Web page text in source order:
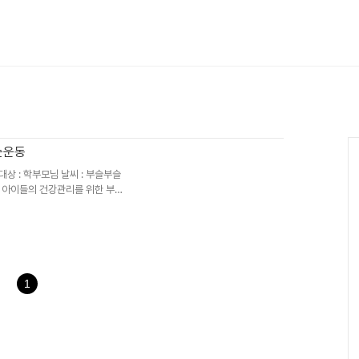
동
상 : 학부모님 날씨 : 부슬부슬
이들의 건강관리를 위한 부모
각끝에 [M 1] 삐아제의 아동
1